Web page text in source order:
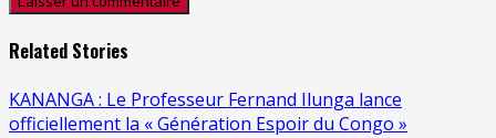
Related Stories
KANANGA : Le Professeur Fernand Ilunga lance
officiellement la « Génération Espoir du Congo »